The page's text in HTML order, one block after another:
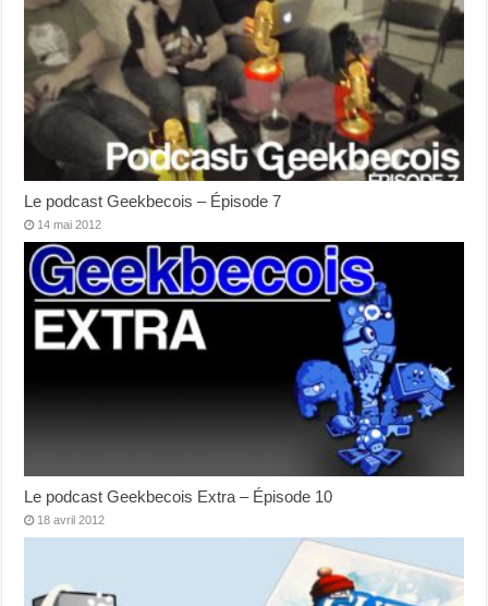
Le podcast Geekbecois – Épisode 7
14 mai 2012
Le podcast Geekbecois Extra – Épisode 10
18 avril 2012